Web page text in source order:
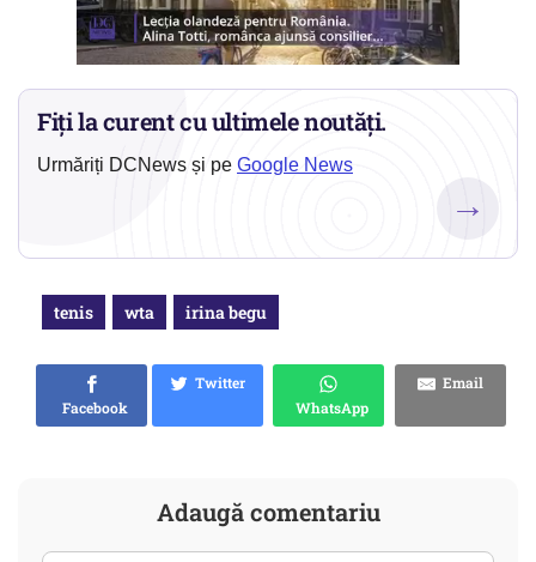
Fiți la curent cu ultimele noutăți.
Urmăriți DCNews și pe Google News
→
tenis wta irina begu
Facebook
Twitter
WhatsApp
Email
Adaugă comentariu